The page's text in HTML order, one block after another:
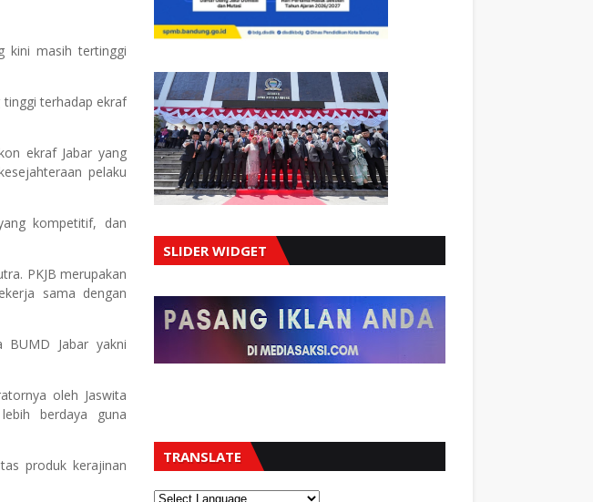
kini masih tertinggi
tinggi terhadap ekraf
ekraf Jabar yang
pelaku
kompetitif, dan
PKJB merupakan
sama dengan
BUMD Jabar yakni
oleh Jaswita
berdaya guna
produk kerajinan
SLIDER WIDGET
TRANSLATE